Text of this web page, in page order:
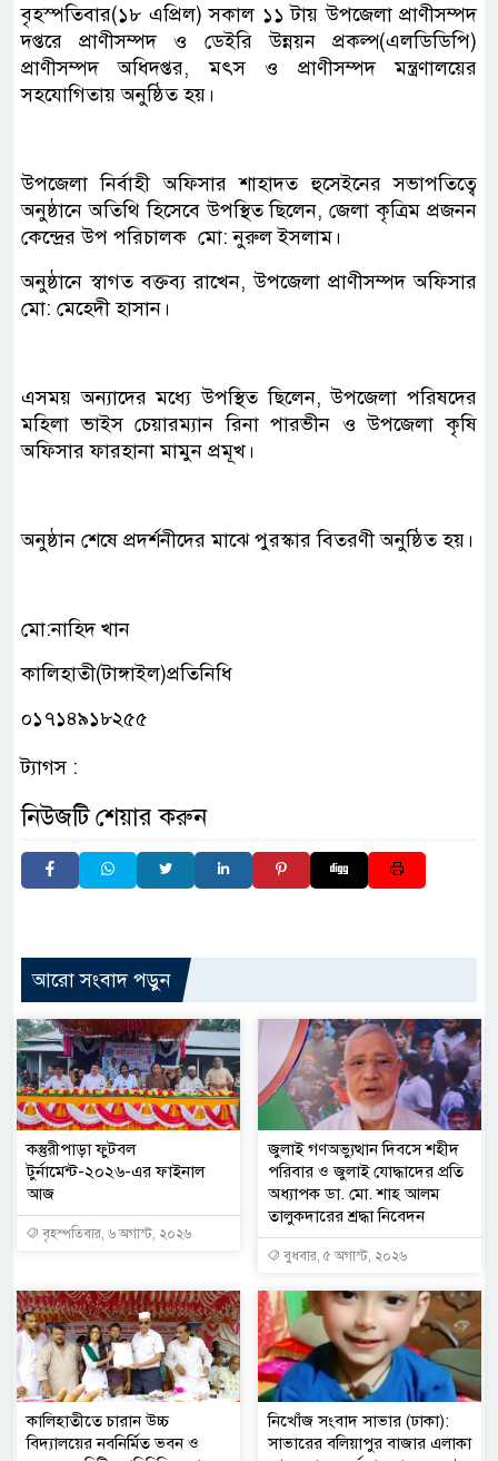
বৃহস্পতিবার(১৮ এপ্রিল) সকাল ১১ টায় উপজেলা প্রাণীসম্পদ
দপ্তরে প্রাণীসম্পদ ও ডেইরি উন্নয়ন প্রকল্প(এলডিডিপি)
প্রাণীসম্পদ অধিদপ্তর, মৎস ও প্রাণীসম্পদ মন্ত্রণালয়ের
সহযোগিতায় অনুষ্ঠিত হয়।
উপজেলা নির্বাহী অফিসার শাহাদত হুসেইনের সভাপতিত্বে
অনুষ্ঠানে অতিথি হিসেবে উপস্থিত ছিলেন, জেলা কৃত্রিম প্রজনন
কেন্দ্রের উপ পরিচালক মো: নুরুল ইসলাম।
অনুষ্ঠানে স্বাগত বক্তব্য রাখেন, উপজেলা প্রাণীসম্পদ অফিসার
মো: মেহেদী হাসান।
এসময় অন্যাদের মধ্যে উপস্থিত ছিলেন, উপজেলা পরিষদের
মহিলা ভাইস চেয়ারম্যান রিনা পারভীন ও উপজেলা কৃষি
অফিসার ফারহানা মামুন প্রমূখ।
অনুষ্ঠান শেষে প্রদর্শনীদের মাঝে পুরস্কার বিতরণী অনুষ্ঠিত হয়।
মো:নাহিদ খান
কালিহাতী(টাঙ্গাইল)প্রতিনিধি
০১৭১৪৯১৮২৫৫
ট্যাগস :
নিউজটি শেয়ার করুন
আরো সংবাদ পড়ুন
কস্তুরীপাড়া ফুটবল
টুর্নামেন্ট-২০২৬-এর ফাইনাল
আজ
বৃহস্পতিবার, ৬ অগাস্ট, ২০২৬
জুলাই গণঅভ্যুত্থান দিবসে শহীদ
পরিবার ও জুলাই যোদ্ধাদের প্রতি
অধ্যাপক ডা. মো. শাহ আলম
তালুকদারের শ্রদ্ধা নিবেদন
বুধবার, ৫ অগাস্ট, ২০২৬
কালিহাতীতে চারান উচ্চ
বিদ্যালয়ের নবনির্মিত ভবন ও
নিখোঁজ সংবাদ সাভার (ঢাকা):
সাভারের বলিয়াপুর বাজার এলাকা